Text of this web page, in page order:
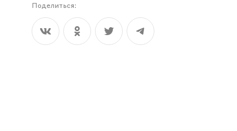
Поделиться: